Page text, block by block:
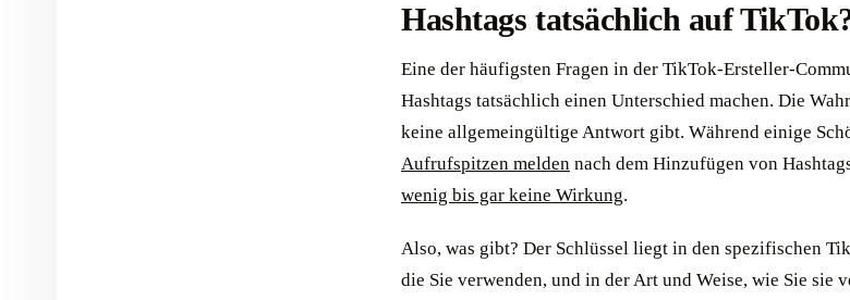
Hashtags tatsächlich auf
Eine der häufigsten Fragen in der TikTok-Ersteller-
Hashtags tatsächlich einen Unterschied machen. Die
keine allgemeingültige Antwort gibt. Während einige
Aufrufspitzen melden nach dem Hinzufügen von
wenig bis gar keine Wirkung.
Also, was gibt? Der Schlüssel liegt in den spezifischen
die Sie verwenden, und in der Art und Weise, wie Sie sie